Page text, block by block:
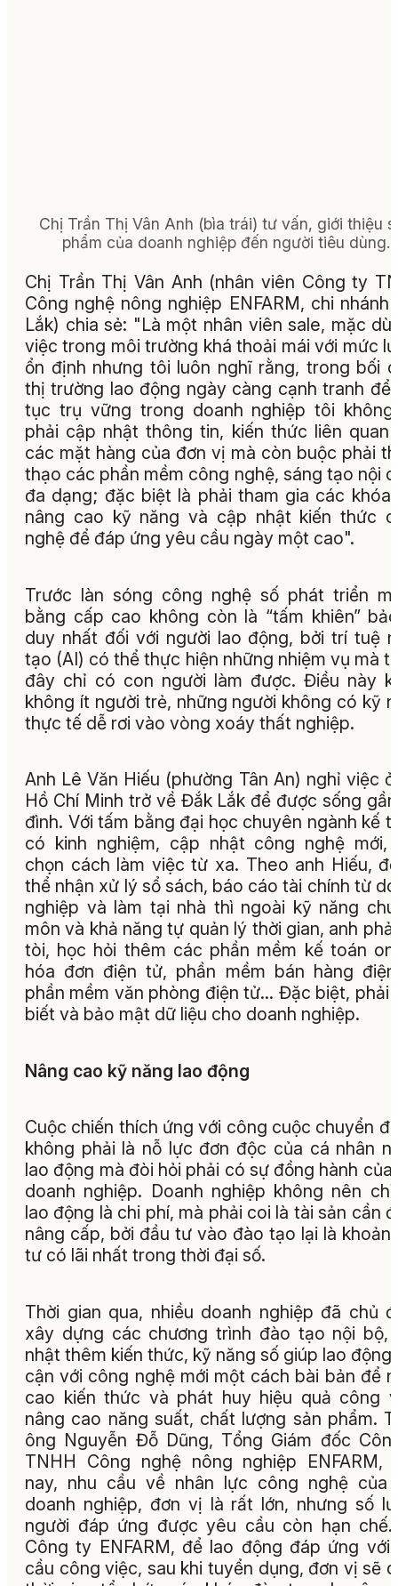
Chị Trần Thị Vân Anh (bìa trái) tư vấn, giới thiệu
phẩm của doanh nghiệp đến người tiêu dùng.
Chị Trần Thị Vân Anh (nhân viên Công ty
Công nghệ nông nghiệp ENFARM, chi nhánh
Lắk) chia sẻ: "Là một nhân viên sale, mặc dù
việc trong môi trường khá thoải mái với mức
ổn định nhưng tôi luôn nghĩ rằng, trong bối
thị trường lao động ngày càng cạnh tranh để
tục trụ vững trong doanh nghiệp tôi
phải cập nhật thông tin, kiến thức liên quan
các mặt hàng của đơn vị mà còn buộc phải
thạo các phần mềm công nghệ, sáng tạo nội
đa dạng; đặc biệt là phải tham gia các khóa
nâng cao kỹ năng và cập nhật kiến thức
nghệ để đáp ứng yêu cầu ngày một cao".
Trước làn sóng công nghệ số phát triển
bằng cấp cao không còn là “tấm khiên”
duy nhất đối với người lao động, bởi trí tuệ
tạo (AI) có thể thực hiện những nhiệm vụ mà
đây chỉ có con người làm được. Điều này
không ít người trẻ, những người không có kỹ
thực tế dễ rơi vào vòng xoáy thất nghiệp.
Anh Lê Văn Hiếu (phường Tân An) nghỉ việc ở
Hồ Chí Minh trở về Đắk Lắk để được sống
đình. Với tấm bằng đại học chuyên ngành kế
có kinh nghiệm, cập nhật công nghệ mới,
chọn cách làm việc từ xa. Theo anh Hiếu,
thể nhận xử lý sổ sách, báo cáo tài chính từ
nghiệp và làm tại nhà thì ngoài kỹ năng
môn và khả năng tự quản lý thời gian, anh
tòi, học hỏi thêm các phần mềm kế toán
hóa đơn điện tử, phần mềm bán hàng
phần mềm văn phòng điện tử... Đặc biệt, phải
biết và bảo mật dữ liệu cho doanh nghiệp.
Nâng cao kỹ năng lao động
Cuộc chiến thích ứng với công cuộc chuyển
không phải là nỗ lực đơn độc của cá nhân
lao động mà đòi hỏi phải có sự đồng hành của
doanh nghiệp. Doanh nghiệp không nên
lao động là chi phí, mà phải coi là tài sản cần
nâng cấp, bởi đầu tư vào đào tạo lại là khoản
tư có lãi nhất trong thời đại số.
Thời gian qua, nhiều doanh nghiệp đã chủ
xây dựng các chương trình đào tạo nội bộ,
nhật thêm kiến thức, kỹ năng số giúp lao động
cận với công nghệ mới một cách bài bản để
cao kiến thức và phát huy hiệu quả công
nâng cao năng suất, chất lượng sản phẩm.
ông Nguyễn Đỗ Dũng, Tổng Giám đốc
TNHH Công nghệ nông nghiệp ENFARM,
nay, nhu cầu về nhân lực công nghệ của
doanh nghiệp, đơn vị là rất lớn, nhưng số
người đáp ứng được yêu cầu còn hạn chế.
Công ty ENFARM, để lao động đáp ứng với
cầu công việc, sau khi tuyển dụng, đơn vị sẽ